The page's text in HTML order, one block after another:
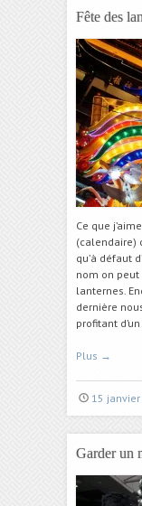
Fête des
Ce que
(calendaire)
qu’à défaut
nom on
lanternes.
dernière
profitant
Plus →
15
Garder un